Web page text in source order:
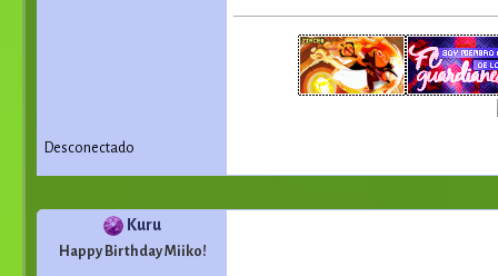
Desconectado
Kuru
Happy Birthday Miiko!